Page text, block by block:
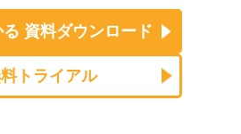
資料ダウンロード
トライアル